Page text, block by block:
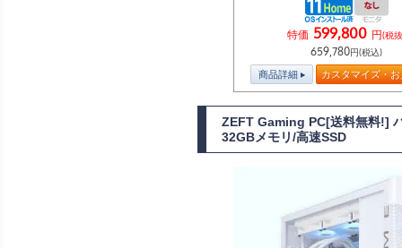
特価 599,800 円(税
659,780円(税込)
商品詳細 カスタマイズ・
ZEFT Gaming PC[送料無料!]
32GBメモリ/高速SSD